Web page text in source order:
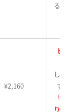
る
¥2,160
ヒ
し
ず
「
り」